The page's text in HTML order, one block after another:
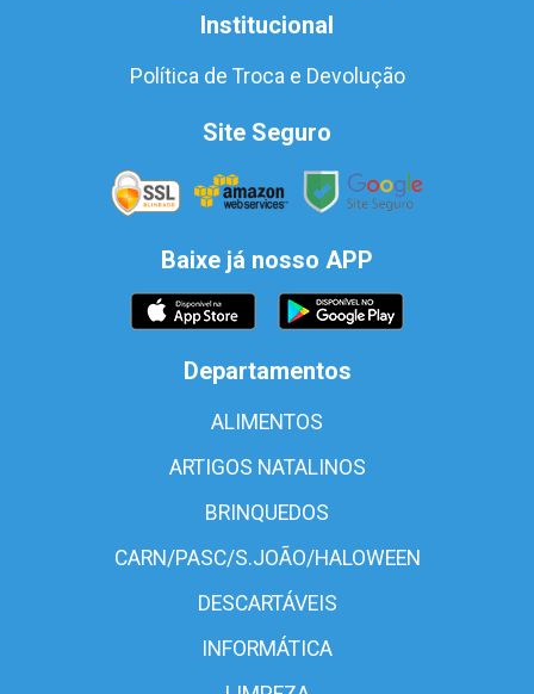
Institucional
Política de Troca e Devolução
Site Seguro
Baixe já nosso APP
Departamentos
ALIMENTOS
ARTIGOS NATALINOS
BRINQUEDOS
CARN/PASC/S.JOÃO/HALOWEEN
DESCARTÁVEIS
INFORMÁTICA